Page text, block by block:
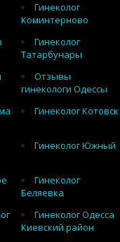
Гинеколог
Коминтерново
Гинеколог
Татарбунары
Отзывы
гинекологи Одессы
Гинеколог Котовск
Гинеколог Южный
Гинеколог
Беляевка
Гинеколог Одесса
Киевский район